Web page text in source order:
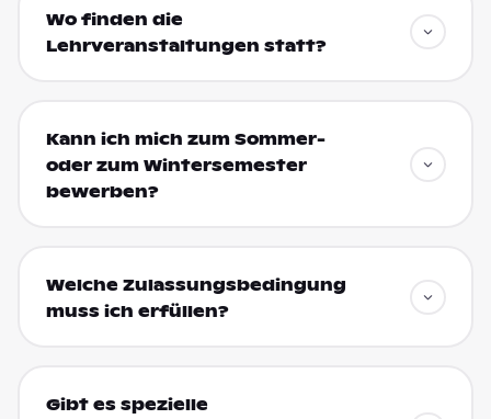
Wo finden die
Lehrveranstaltungen statt?
Kann ich mich zum Sommer-
oder zum Wintersemester
bewerben?
Welche Zulassungsbedingung
muss ich erfüllen?
Gibt es spezielle